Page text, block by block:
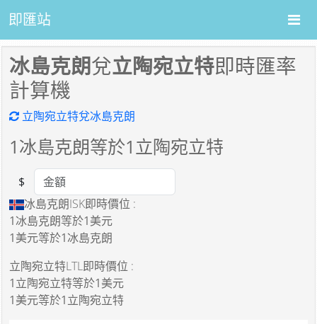
即匯站
冰島克朗兌立陶宛立特即時匯率
計算機
立陶宛立特兌冰島克朗
1冰島克朗等於1立陶宛立特
Amount
$
冰島克朗ISK即時價位 :
1冰島克朗等於1美元
1美元等於1冰島克朗
立陶宛立特LTL即時價位 :
1立陶宛立特等於1美元
1美元等於1立陶宛立特